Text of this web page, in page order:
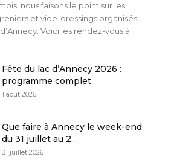
nous faisons le point sur les
et vide-dressings organisés
Voici les rendez-vous à
Fête du lac d’Annecy 2026 :
programme complet
1 août 2026
Que faire à Annecy le week-end
du 31 juillet au 2...
31 juillet 2026